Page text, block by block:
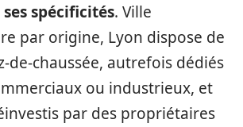
spécificités. Ville
par origine, Lyon dispose de
de-chaussée, autrefois dédiés
ou industrieux, et
par des propriétaires